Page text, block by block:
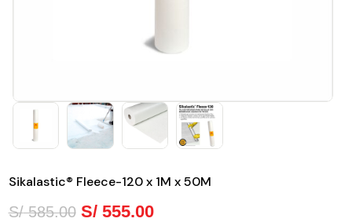
Sikalastic® Fleece-120 x 1M x 50M
S/585.00 S/555.00